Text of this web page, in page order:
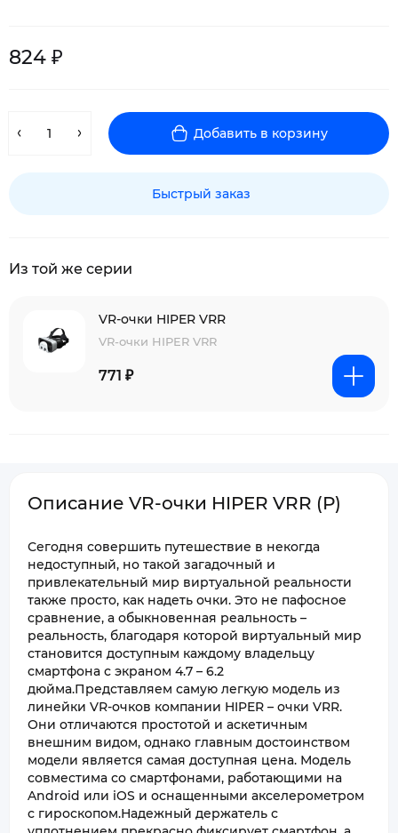
824 ₽
Добавить в корзину
Быстрый заказ
Из той же серии
VR-очки HIPER VRR
VR-очки HIPER VRR
771 ₽
Описание VR-очки HIPER VRR (Р)
Сегодня совершить путешествие в некогда
недоступный, но такой загадочный и
привлекательный мир виртуальной реальности
также просто, как надеть очки. Это не пафосное
сравнение, а обыкновенная реальность –
реальность, благодаря которой виртуальный мир
становится доступным каждому владельцу
смартфона с экраном 4.7 – 6.2
дюйма.Представляем самую легкую модель из
линейки VR-очков компании HIPER – очки VRR.
Они отличаются простотой и аскетичным
внешним видом, однако главным достоинством
модели является самая доступная цена. Модель
совместима со смартфонами, работающими на
Android или iOS и оснащенными акселерометром
с гироскопом.Надежный держатель с